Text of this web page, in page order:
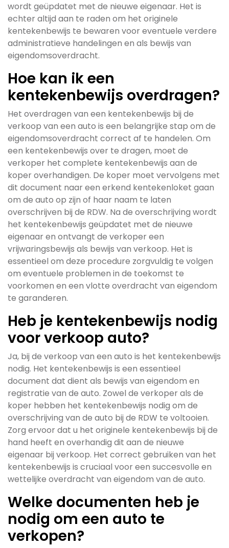
wordt geüpdatet met de nieuwe eigenaar. Het is
echter altijd aan te raden om het originele
kentekenbewijs te bewaren voor eventuele verdere
administratieve handelingen en als bewijs van
eigendomsoverdracht.
Hoe kan ik een
kentekenbewijs overdragen?
Het overdragen van een kentekenbewijs bij de
verkoop van een auto is een belangrijke stap om de
eigendomsoverdracht correct af te handelen. Om
een kentekenbewijs over te dragen, moet de
verkoper het complete kentekenbewijs aan de
koper overhandigen. De koper moet vervolgens met
dit document naar een erkend kentekenloket gaan
om de auto op zijn of haar naam te laten
overschrijven bij de RDW. Na de overschrijving wordt
het kentekenbewijs geüpdatet met de nieuwe
eigenaar en ontvangt de verkoper een
vrijwaringsbewijs als bewijs van verkoop. Het is
essentieel om deze procedure zorgvuldig te volgen
om eventuele problemen in de toekomst te
voorkomen en een vlotte overdracht van eigendom
te garanderen.
Heb je kentekenbewijs nodig
voor verkoop auto?
Ja, bij de verkoop van een auto is het kentekenbewijs
nodig. Het kentekenbewijs is een essentieel
document dat dient als bewijs van eigendom en
registratie van de auto. Zowel de verkoper als de
koper hebben het kentekenbewijs nodig om de
overschrijving van de auto bij de RDW te voltooien.
Zorg ervoor dat u het originele kentekenbewijs bij de
hand heeft en overhandig dit aan de nieuwe
eigenaar bij verkoop. Het correct gebruiken van het
kentekenbewijs is cruciaal voor een succesvolle en
wettelijke overdracht van eigendom van de auto.
Welke documenten heb je
nodig om een auto te
verkopen?